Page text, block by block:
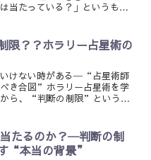
当たっている？」というも
かの落選。えっ……なん
なぜこういうことが起...
限？？ホラリー占星術の
いけない時がある─“占星術師
き合図”ホラリー占星術を学
ら、“判断の制限”という不
し始めています。ホラリーチ
むための基本...
たるのか？─判断の制
“本当の背景”